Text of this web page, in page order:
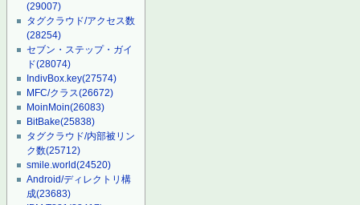
(29007)
タグクラウド/アクセス数
(28254)
セブン・ステップ・ガイ
ド(28074)
IndivBox.key(27574)
MFC/クラス(26672)
MoinMoin(26083)
BitBake(25838)
タグクラウド/内部被リン
ク数(25712)
smile.world(24520)
Android/ディレクトリ構
成(23683)